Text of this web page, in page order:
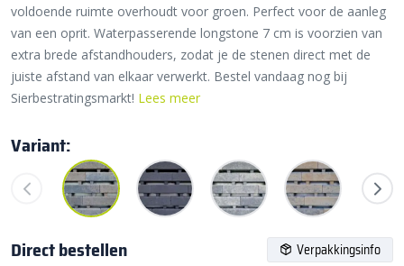
voldoende ruimte overhoudt voor groen. Perfect voor de aanleg
van een oprit. Waterpasserende longstone 7 cm is voorzien van
extra brede afstandhouders, zodat je de stenen direct met de
juiste afstand van elkaar verwerkt. Bestel vandaag nog bij
Sierbestratingsmarkt! Lees meer
Variant:
Direct bestellen Verpakkingsinfo